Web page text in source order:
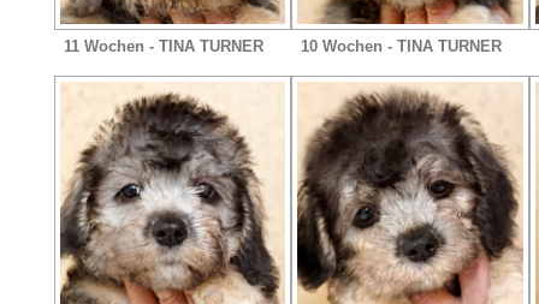
11 Wochen - TINA TURNER 10 Wochen - TINA TURNER